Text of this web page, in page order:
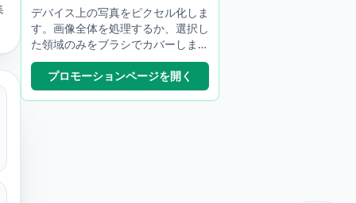
デバイス上の写真をピクセル化しま
す。画像全体を処理するか、選択し
た領域のみをブラシでカバーしま
す。
プロモーションページを開く